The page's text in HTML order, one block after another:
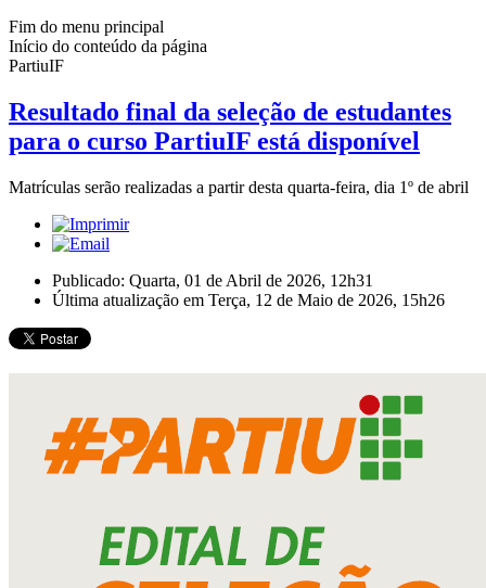
Fim do menu principal
Início do conteúdo da página
PartiuIF
Resultado final da seleção de estudantes
para o curso PartiuIF está disponível
Matrículas serão realizadas a partir desta quarta-feira, dia 1º de abril
Publicado: Quarta, 01 de Abril de 2026, 12h31
Última atualização em Terça, 12 de Maio de 2026, 15h26